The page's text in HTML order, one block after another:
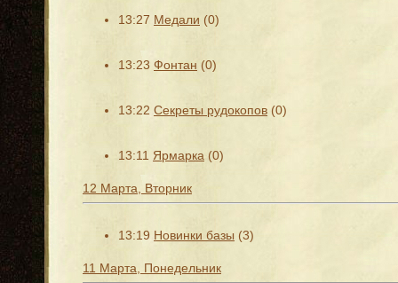
13:27 Медали (0)
13:23 Фонтан (0)
13:22 Секреты рудокопов (0)
13:11 Ярмарка (0)
12 Марта, Вторник
13:19 Новинки базы (3)
11 Марта, Понедельник